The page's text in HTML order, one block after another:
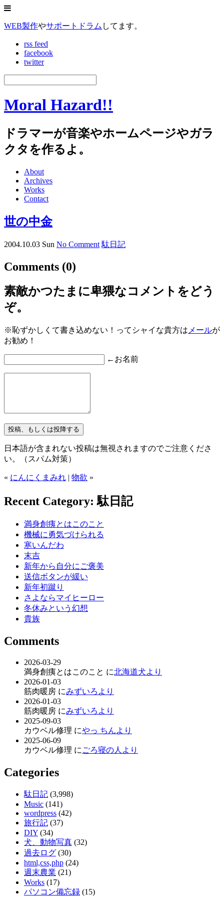
WEB製作やサポートドラム してます。
rss feed
facebook
twitter
Moral Hazard!!
ドラマーが音楽やホームページやガラ
クタを作るよ。
About
Archives
Works
Contact
世の中金
2004.10.03 Sun No Comment 駄日記
Comments (0)
素敵かつたまに卑猥なコメントをどう
ぞ。
※恥ずかしくて書き込めない！ってシャイな貴方は メールが
お勧め！
←お名前
日本語が含まれない投稿は無視されますのでご注意くださ
い。（スパム対策）
« にんにくまみれ | 物欲 »
Recent Category: 駄日記
満身創痍とはこのこと
機械に勇気づけられる
寒いんだわ
末吉
新年から自分にご褒美
送信ボタンが緩い
新年初蹴り
さよならマイヒーロー
冬休みという幻想
貴族
Comments
2026-03-29
満身創痍とはこのこと に北海道犬より
2026-01-03
筋肉暖房 にみずいろより
2026-01-03
筋肉暖房 にみずいろより
2025-09-03
カウベル修理 にやっ ちんより
2025-06-09
カウベル修理 に ごろ寝の人より
Categories
駄日記 (3,998)
Music (141)
wordpress (42)
旅行記 (37)
DIY (34)
犬、動物写真 (32)
過去ログ (30)
html,css,php (24)
週末農業 (21)
Works (17)
パソコン備忘録 (15)